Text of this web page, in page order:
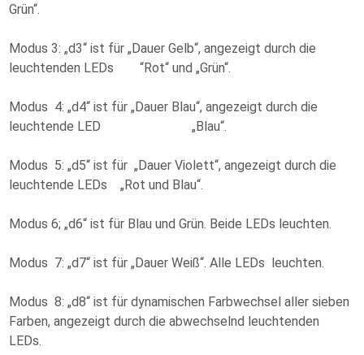
Grün“.
Modus 3: „d3“ ist für „Dauer Gelb“, angezeigt durch die
leuchtenden LEDs “Rot“ und „Grün“.
Modus 4: „d4“ ist für „Dauer Blau“, angezeigt durch die
leuchtende LED „Blau“.
Modus 5: „d5“ ist für „Dauer Violett“, angezeigt durch die
leuchtende LEDs „Rot und Blau“.
Modus 6; „d6“ ist für Blau und Grün. Beide LEDs leuchten.
Modus 7: „d7“ ist für „Dauer Weiß“. Alle LEDs leuchten.
Modus 8: „d8“ ist für dynamischen Farbwechsel aller sieben
Farben, angezeigt durch die abwechselnd leuchtenden
LEDs.